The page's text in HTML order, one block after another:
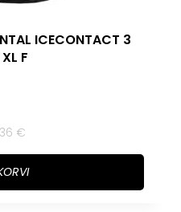
ICECONTACT 3
F
€